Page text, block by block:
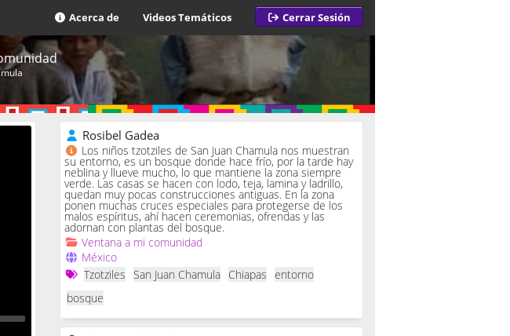
Acerca de Videos Temáticos Cerrar Sesión
Rosibel Gadea
Los niños tzotziles de San Juan Chamula nos muestran
su entorno, es un bosque donde hace frío, por la tarde hay
neblina y llueve mucho, lo que mantiene la zona siempre
verde. Las casas se hacen con lodo, teja, lamina y ladrillo,
quedan muy pocas construcciones antiguas. En la zona
ponen muchas cruces especiales para protegerse de los
malos espíritus, ahí hacen ceremonias, ofrendas y las
adornan con plantas del bosque.
Ventana a mi comunidad
México
Tzotziles San Juan Chamula Chiapas entorno
bosque